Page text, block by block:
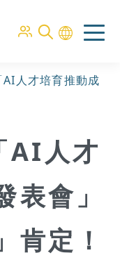
AI人才培育推動成
AI人才
會」
肯定！